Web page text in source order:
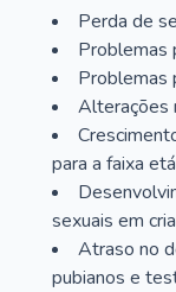
Perda de
Problemas
Problemas
Alterações
para a faixa
sexuais em
Atraso no
pubianos e